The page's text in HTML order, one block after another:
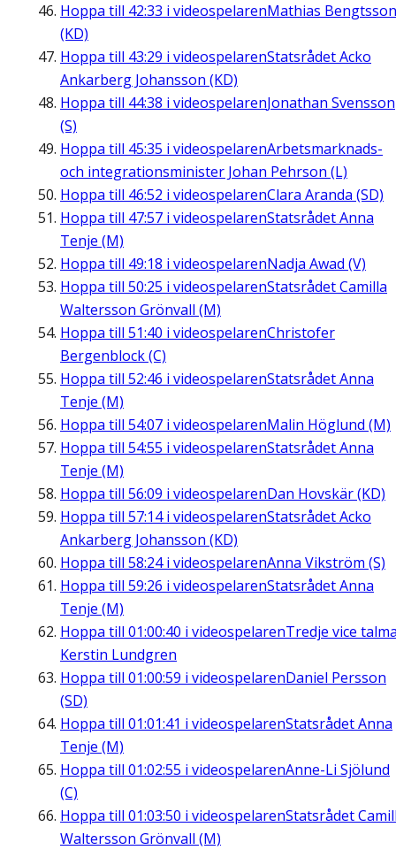
Hoppa till 42:33 i videospelarenMathias Bengtsson
(KD)
Hoppa till 43:29 i videospelarenStatsrådet Acko
Ankarberg Johansson (KD)
Hoppa till 44:38 i videospelarenJonathan Svensson
(S)
Hoppa till 45:35 i videospelarenArbetsmarknads-
och integrationsminister Johan Pehrson (L)
Hoppa till 46:52 i videospelarenClara Aranda (SD)
Hoppa till 47:57 i videospelarenStatsrådet Anna
Tenje (M)
Hoppa till 49:18 i videospelarenNadja Awad (V)
Hoppa till 50:25 i videospelarenStatsrådet Camilla
Waltersson Grönvall (M)
Hoppa till 51:40 i videospelarenChristofer
Bergenblock (C)
Hoppa till 52:46 i videospelarenStatsrådet Anna
Tenje (M)
Hoppa till 54:07 i videospelarenMalin Höglund (M)
Hoppa till 54:55 i videospelarenStatsrådet Anna
Tenje (M)
Hoppa till 56:09 i videospelarenDan Hovskär (KD)
Hoppa till 57:14i videospelarenStatsrådet Acko
Ankarberg Johansson (KD)
Hoppa till 58:24i videospelarenAnna Vikström (S)
Hoppa till 59:26 i videospelarenStatsrådet Anna
Tenje (M)
Hoppa till 01:00:40 i videospelarenTredje vice
Kerstin Lundgren
Hoppa till 01:00:59 i videospelarenDaniel Persson
(SD)
Hoppa till 01:01:41 i videospelarenStatsrådet Anna
Tenje (M)
Hoppa till 01:02:55 i videospelarenAnne-Li Sjölund
(C)
Hoppa till 01:03:50 i videospelarenStatsrådet
Waltersson Grönvall (M)